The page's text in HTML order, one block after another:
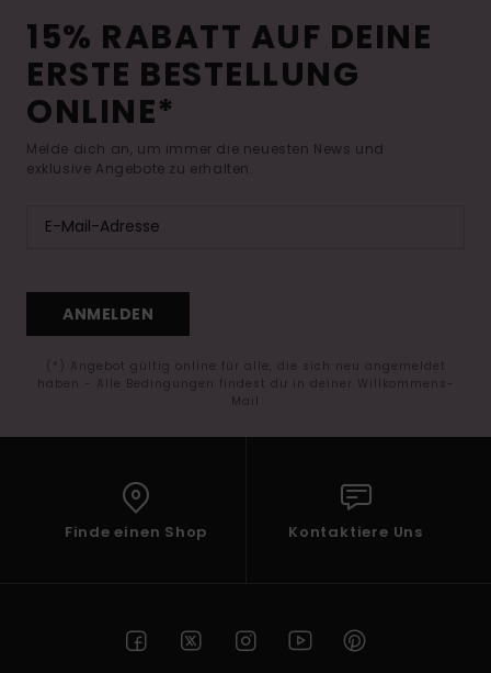
15% RABATT AUF DEINE
ERSTE BESTELLUNG
ONLINE*
Melde dich an, um immer die neuesten News und
exklusive Angebote zu erhalten.
ANMELDEN
(*) Angebot gültig online für alle, die sich neu angemeldet
haben - Alle Bedingungen findest du in deiner Willkommens-
Mail
Finde einen Shop Kontaktiere Uns